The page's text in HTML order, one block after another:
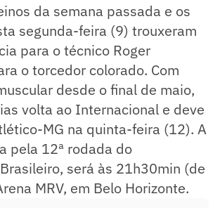
da semana passada e os
segunda-feira (9) trouxeram
para o técnico Roger
o torcedor colorado. Com
desde o final de maio,
volta ao Internacional e deve
MG na quinta-feira (12). A
pela 12ª rodada do
será às 21h30min (de
MRV, em Belo Horizonte.